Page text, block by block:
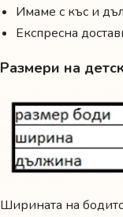
Имаме с къс и
Експресна
Размери на
Ширината на